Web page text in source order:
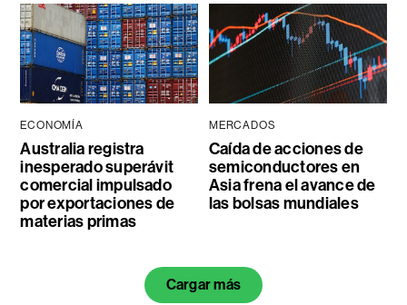
ECONOMÍA
Australia registra
inesperado superávit
comercial impulsado
por exportaciones de
materias primas
MERCADOS
Caída de acciones de
semiconductores en
Asia frena el avance de
las bolsas mundiales
Cargar más